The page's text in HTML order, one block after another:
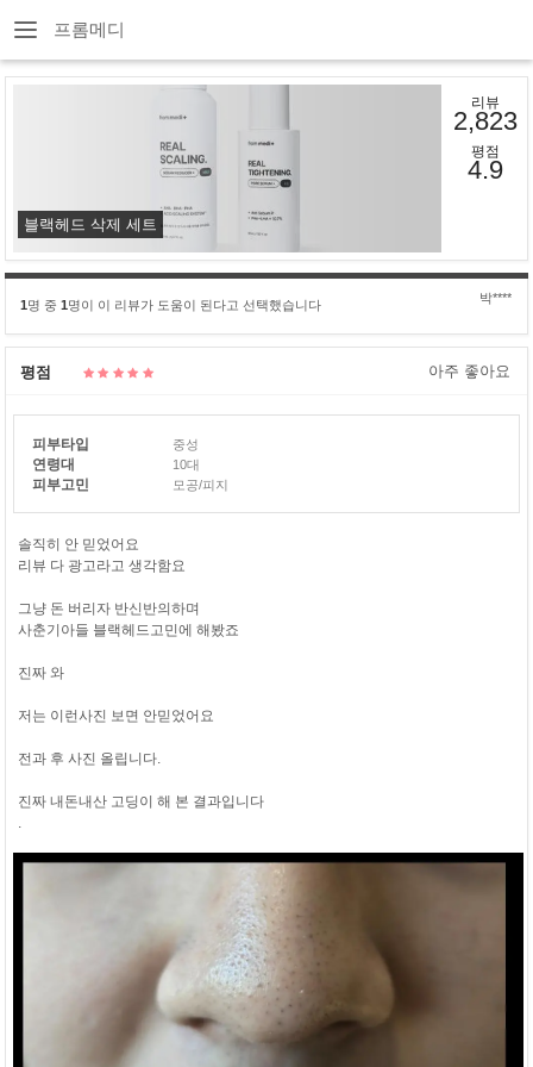
프롬메디
블랙헤드 삭제 세트
리뷰
2,823
평점
4.9
1명 중 1명이 이 리뷰가 도움이 된다고 선택했습니다 박****
평점 아주 좋아요
피부타입 중성
연령대 10대
피부고민 모공/피지
솔직히 안 믿었어요
리뷰 다 광고라고 생각함요
그냥 돈 버리자 반신반의하며
사춘기아들 블랙헤드고민에 해봤죠
진짜 와
저는 이런사진 보면 안믿었어요
전과 후 사진 올립니다.
진짜 내돈내산 고딩이 해 본 결과입니다
.